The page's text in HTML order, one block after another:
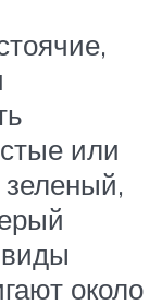
или
зеленый,
виды
около